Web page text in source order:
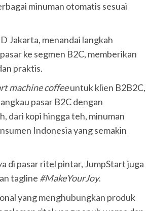
minuman otomatis sesuai
Jakarta, menandai langkah
ke segmen B2C, memberikan
praktis.
machine coffeeuntuk klien B2B2C,
pasar B2C dengan
dari kopi hingga teh, minuman
Indonesia yang semakin
di pasar ritel pintar, JumpStart juga
tagline #MakeYourJoy.
yang menghubungkan produk